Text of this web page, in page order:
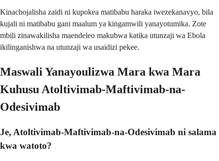
Kinachojalisha zaidi ni kupokea matibabu haraka iwezekanavyo, bila
kujali ni matibabu gani maalum ya kingamwili yanayotumika. Zote
mbili zinawakilisha maendeleo makubwa katika utunzaji wa Ebola
ikilinganishwa na utunzaji wa usaidizi pekee.
Maswali Yanayoulizwa Mara kwa Mara
Kuhusu Atoltivimab-Maftivimab-na-
Odesivimab
Je, Atoltivimab-Maftivimab-na-Odesivimab ni salama
kwa watoto?